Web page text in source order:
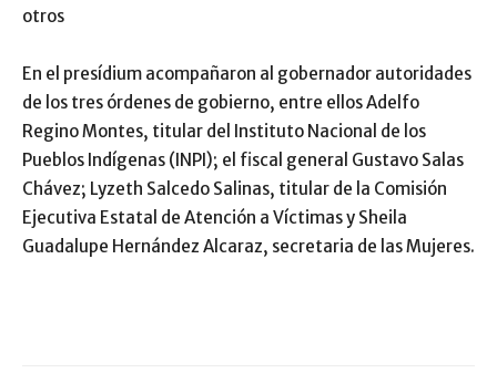
otros
En el presídium acompañaron al gobernador autoridades
de los tres órdenes de gobierno, entre ellos Adelfo
Regino Montes, titular del Instituto Nacional de los
Pueblos Indígenas (INPI); el fiscal general Gustavo Salas
Chávez; Lyzeth Salcedo Salinas, titular de la Comisión
Ejecutiva Estatal de Atención a Víctimas y Sheila
Guadalupe Hernández Alcaraz, secretaria de las Mujeres.